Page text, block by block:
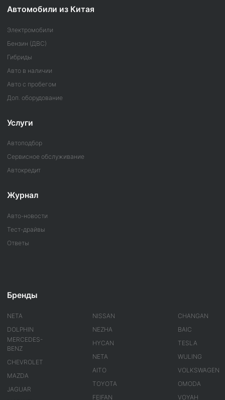
Автомобили из Китая
Электромобили
Бензин (ДВС)
Гибриды
Авто в наличии
Авто с пробегом
Доп. оборудование
Услуги
Автоподбор
Сервисное обслуживание
Автокредит
Журнал
Авто-новости
Тест-драйвы
Ответы
Бренды
NETA
DOLPHIN
MERCEDES-
BENZ
CHEVROLET
MAZDA
JAGUAR
NISSAN
NEZHA
HYCAN
NETA
AITO
TOYOTA
FEIFAN
CHANGAN
BAIC
TESLA
WULING
VOLKSWAGEN
OMODA
VOYAH